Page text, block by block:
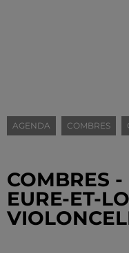
AGENDA COMBRES
COMBRES
EURE-ET-